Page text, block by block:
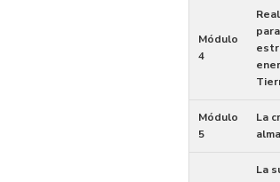
Módulo
4
Módulo
5
La
alma
La